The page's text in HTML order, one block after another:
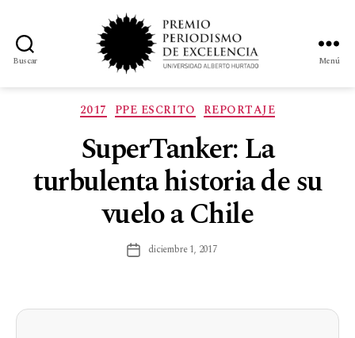
Buscar Menú
2017 PPE ESCRITO REPORTAJE
SuperTanker: La
turbulenta historia de su
vuelo a Chile
diciembre 1, 2017